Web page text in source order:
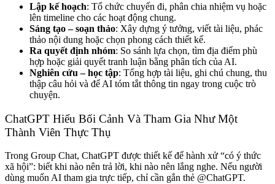
Lập kế hoạch: Tổ chức chuyến đi, phân chia nhiệm vụ hoặc
lên timeline cho các hoạt động chung.
Sáng tạo – soạn thảo: Xây dựng ý tưởng, viết tài liệu, phác
thảo nội dung hoặc chọn phong cách thiết kế.
Ra quyết định nhóm: So sánh lựa chọn, tìm địa điểm phù
hợp hoặc giải quyết tranh luận bằng phân tích của AI.
Nghiên cứu – học tập: Tổng hợp tài liệu, ghi chú chung, thu
thập câu hỏi và để AI tóm tắt thông tin ngay trong cuộc trò
chuyện.
ChatGPT Hiểu Bối Cảnh Và Tham Gia Như Một
Thành Viên Thực Thụ
Trong Group Chat, ChatGPT được thiết kế để hành xử “có ý thức
xã hội”: biết khi nào nên trả lời, khi nào nên lắng nghe. Nếu người
dùng muốn AI tham gia trực tiếp, chỉ cần gắn thẻ @ChatGPT.